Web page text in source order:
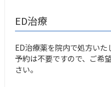
ED治療
ED治療薬を院内で処方いた
予約は不要ですので、ご希
さい。